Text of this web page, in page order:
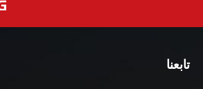
تابعنا